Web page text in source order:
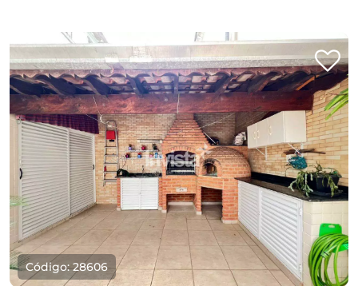
Código: 28606